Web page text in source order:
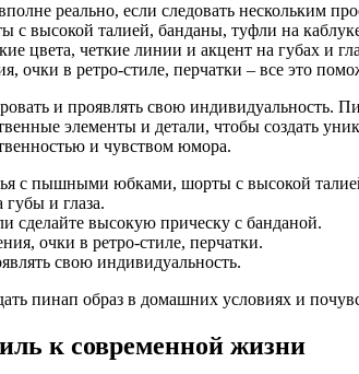
реально, если следовать нескольким
талией, банданы, туфли на
цвета, четкие линии и акцент на губах
очки в ретро-стиле, перчатки – все это
и проявлять свою индивидуальность.
элементы и детали, чтобы создать
и чувством юмора.
с пышными юбками, шорты с высокой
и глаза.
сделайте высокую прическу с банданой.
очки в ретро-стиле, перчатки.
свою индивидуальность.
пинап образ в домашних условиях и
к современной жизни